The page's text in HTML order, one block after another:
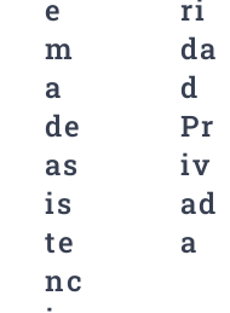
e
m
a
de
as
is
te
nc
ri
da
d
Pr
iv
ad
a